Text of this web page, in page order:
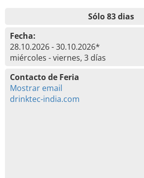
Sólo 83 dias
Fecha:
28.10.2026 - 30.10.2026*
miércoles - viernes, 3 días
Contacto de Feria
Mostrar email
drinktec-india.com